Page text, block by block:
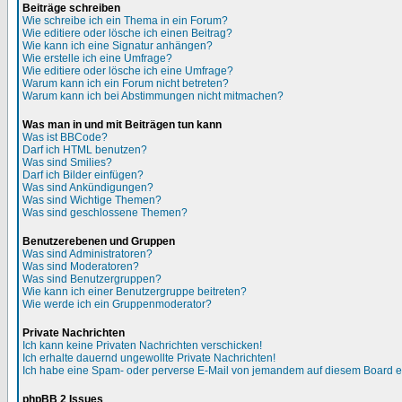
Beiträge schreiben
Wie schreibe ich ein Thema in ein Forum?
Wie editiere oder lösche ich einen Beitrag?
Wie kann ich eine Signatur anhängen?
Wie erstelle ich eine Umfrage?
Wie editiere oder lösche ich eine Umfrage?
Warum kann ich ein Forum nicht betreten?
Warum kann ich bei Abstimmungen nicht mitmachen?
Was man in und mit Beiträgen tun kann
Was ist BBCode?
Darf ich HTML benutzen?
Was sind Smilies?
Darf ich Bilder einfügen?
Was sind Ankündigungen?
Was sind Wichtige Themen?
Was sind geschlossene Themen?
Benutzerebenen und Gruppen
Was sind Administratoren?
Was sind Moderatoren?
Was sind Benutzergruppen?
Wie kann ich einer Benutzergruppe beitreten?
Wie werde ich ein Gruppenmoderator?
Private Nachrichten
Ich kann keine Privaten Nachrichten verschicken!
Ich erhalte dauernd ungewollte Private Nachrichten!
Ich habe eine Spam- oder perverse E-Mail von jemandem auf diesem Board
phpBB 2 Issues